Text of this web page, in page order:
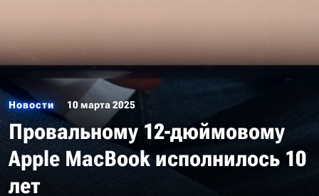
Новости 10 марта 2025
Провальному 12-дюймовому
Apple MacBook исполнилось 10
лет